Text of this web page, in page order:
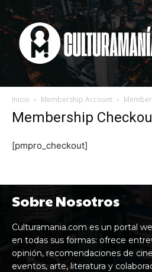
Inicio Membership Account
Membership
[pmpro_checkout]
Sobre Nosotros
Culturamania.com es un portal
en todas sus formas: ofrece
opinión, recomendaciones de
eventos, arte, literatura y